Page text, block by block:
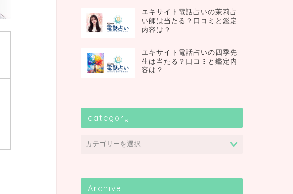
エキサイト電話占いの茉莉占
い師は当たる？口コミと鑑定
内容は？
エキサイト電話占いの四季先
生は当たる？口コミと鑑定内
容は？
category
Archive